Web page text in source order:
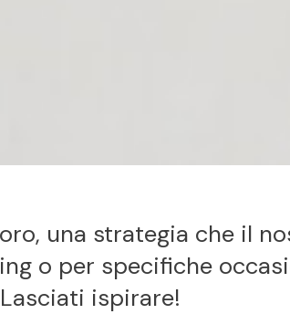
una strategia che il
o per specifiche
ispirare!